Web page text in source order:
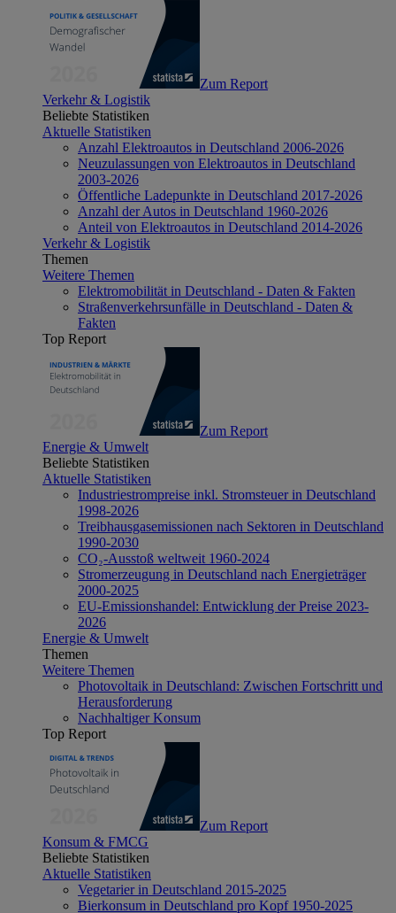
Zum Report
Verkehr & Logistik
Beliebte Statistiken
Aktuelle Statistiken
Anzahl Elektroautos in Deutschland 2006-2026
Neuzulassungen von Elektroautos in Deutschland
2003-2026
Öffentliche Ladepunkte in Deutschland 2017-2026
Anzahl der Autos in Deutschland 1960-2026
Anteil von Elektroautos in Deutschland 2014-2026
Verkehr & Logistik
Themen
Weitere Themen
Elektromobilität in Deutschland - Daten & Fakten
Straßenverkehrsunfälle in Deutschland - Daten &
Fakten
Top Report
Zum Report
Energie & Umwelt
Beliebte Statistiken
Aktuelle Statistiken
Industriestrompreise inkl. Stromsteuer in Deutschland
1998-2026
Treibhausgasemissionen nach Sektoren in Deutschland
1990-2030
CO₂-Ausstoß weltweit 1960-2024
Stromerzeugung in Deutschland nach Energieträger
2000-2025
EU-Emissionshandel: Entwicklung der Preise 2023-
2026
Energie & Umwelt
Themen
Weitere Themen
Photovoltaik in Deutschland: Zwischen Fortschritt und
Herausforderung
Nachhaltiger Konsum
Top Report
Zum Report
Konsum & FMCG
Beliebte Statistiken
Aktuelle Statistiken
Vegetarier in Deutschland 2015-2025
Bierkonsum in Deutschland pro Kopf 1950-2025